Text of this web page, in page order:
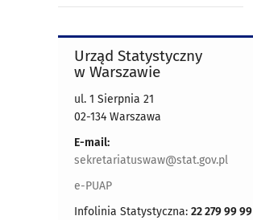
Urząd Statystyczny
w Warszawie
ul. 1 Sierpnia 21
02-134 Warszawa
E-mail:
sekretariatuswaw@stat.gov.pl
e-PUAP
Infolinia Statystyczna: 22 279 99 99